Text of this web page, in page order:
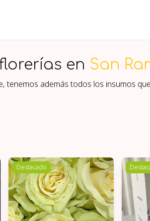
en San
además todos los insumos
Destacado